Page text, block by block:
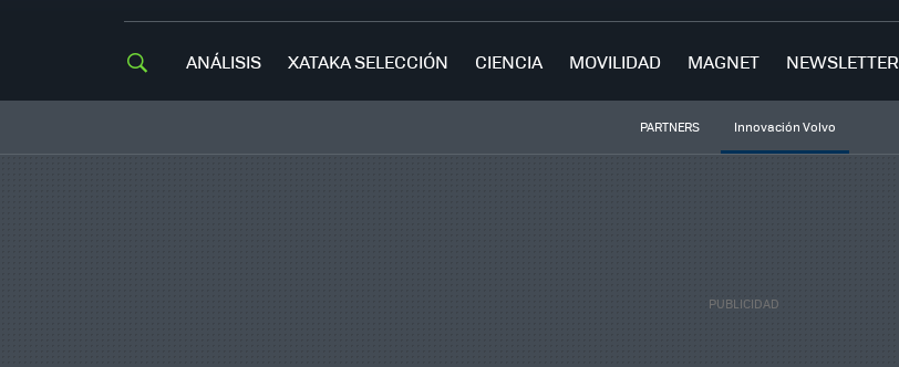
ANÁLISIS XATAKA SELECCIÓN CIENCIA MOVILIDAD MAGNET NEWSLETTER
PARTNERS Innovación Volvo